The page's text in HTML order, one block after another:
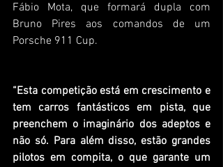
Fábio Mota, que formará dupla com
Bruno Pires aos comandos de um
Porsche 911 Cup.
“Esta competição está em crescimento e
tem carros fantásticos em pista, que
preenchem o imaginário dos adeptos e
não só. Para além disso, estão grandes
pilotos em compita, o que garante um